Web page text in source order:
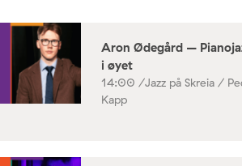
Aron Ødegård –
i øyet
14:00 /Jazz på Skreia /
Kapp